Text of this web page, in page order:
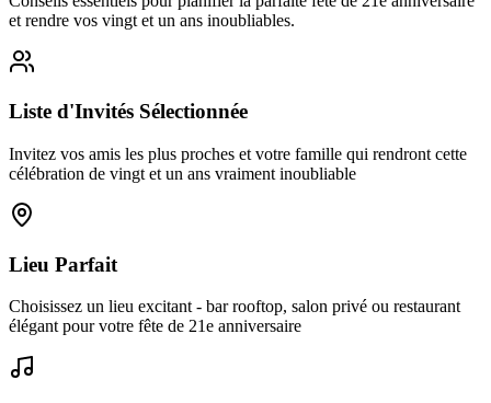
et rendre vos vingt et un ans inoubliables.
Liste d'Invités Sélectionnée
Invitez vos amis les plus proches et votre famille qui rendront cette
célébration de vingt et un ans vraiment inoubliable
Lieu Parfait
Choisissez un lieu excitant - bar rooftop, salon privé ou restaurant
élégant pour votre fête de 21e anniversaire